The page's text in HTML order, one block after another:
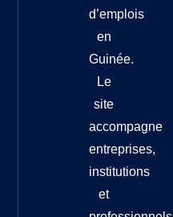
d’emplois
en
Guinée.
Le
site
accompagne
entreprises,
institutions
et